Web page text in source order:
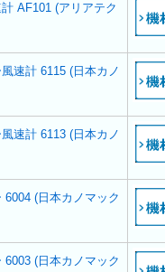
AF101 (アリアテク
速計 6115 (日本カノ
速計 6113 (日本カノ
6004 (日本カノマック
6003 (日本カノマック